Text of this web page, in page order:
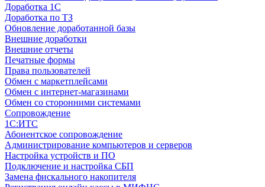
Доработка 1С
Доработка по ТЗ
Обновление доработанной базы
Внешние доработки
Внешние отчеты
Печатные формы
Права пользователей
Обмен с маркетплейсами
Обмен с интернет-магазинами
Обмен со сторонними системами
Сопровождение
1C:ИТС
Абонентское сопровождение
Администрирование компьютеров и серверов
Настройка устройств и ПО
Подключение и настройка СБП
Замена фискального накопителя